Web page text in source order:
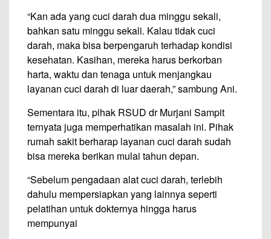
“Kan ada yang cuci darah dua minggu sekali,
bahkan satu minggu sekali. Kalau tidak cuci
darah, maka bisa berpengaruh terhadap kondisi
kesehatan. Kasihan, mereka harus berkorban
harta, waktu dan tenaga untuk menjangkau
layanan cuci darah di luar daerah,” sambung Ani.
Sementara itu, pihak RSUD dr Murjani Sampit
ternyata juga memperhatikan masalah ini. Pihak
rumah sakit berharap layanan cuci darah sudah
bisa mereka berikan mulai tahun depan.
“Sebelum pengadaan alat cuci darah, terlebih
dahulu mempersiapkan yang lainnya seperti
pelatihan untuk dokternya hingga harus
mempunyai